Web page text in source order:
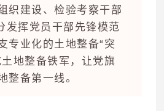
织建设、检验考察干部
发挥党员干部先锋模范
专业化的土地整备“突
地整备铁军，让党旗
整备第一线。